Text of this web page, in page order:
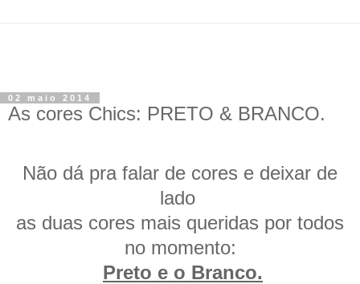
02 maio 2014
As cores Chics: PRETO & BRANCO.
Não dá pra falar de cores e deixar de
lado
as duas cores mais queridas por todos
no momento:
Preto e o Branco.